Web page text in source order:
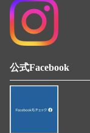
公式Facebook